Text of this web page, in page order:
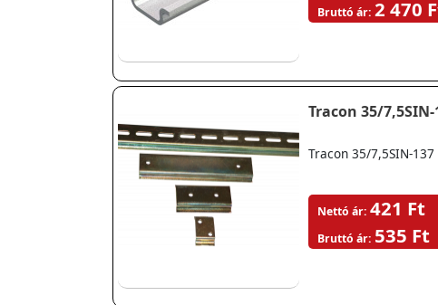
Bruttó ár: 2 470
Tracon 35/
Tracon 35/7,5SIN-
Nettó ár: 421 Ft
Bruttó ár: 535 Ft